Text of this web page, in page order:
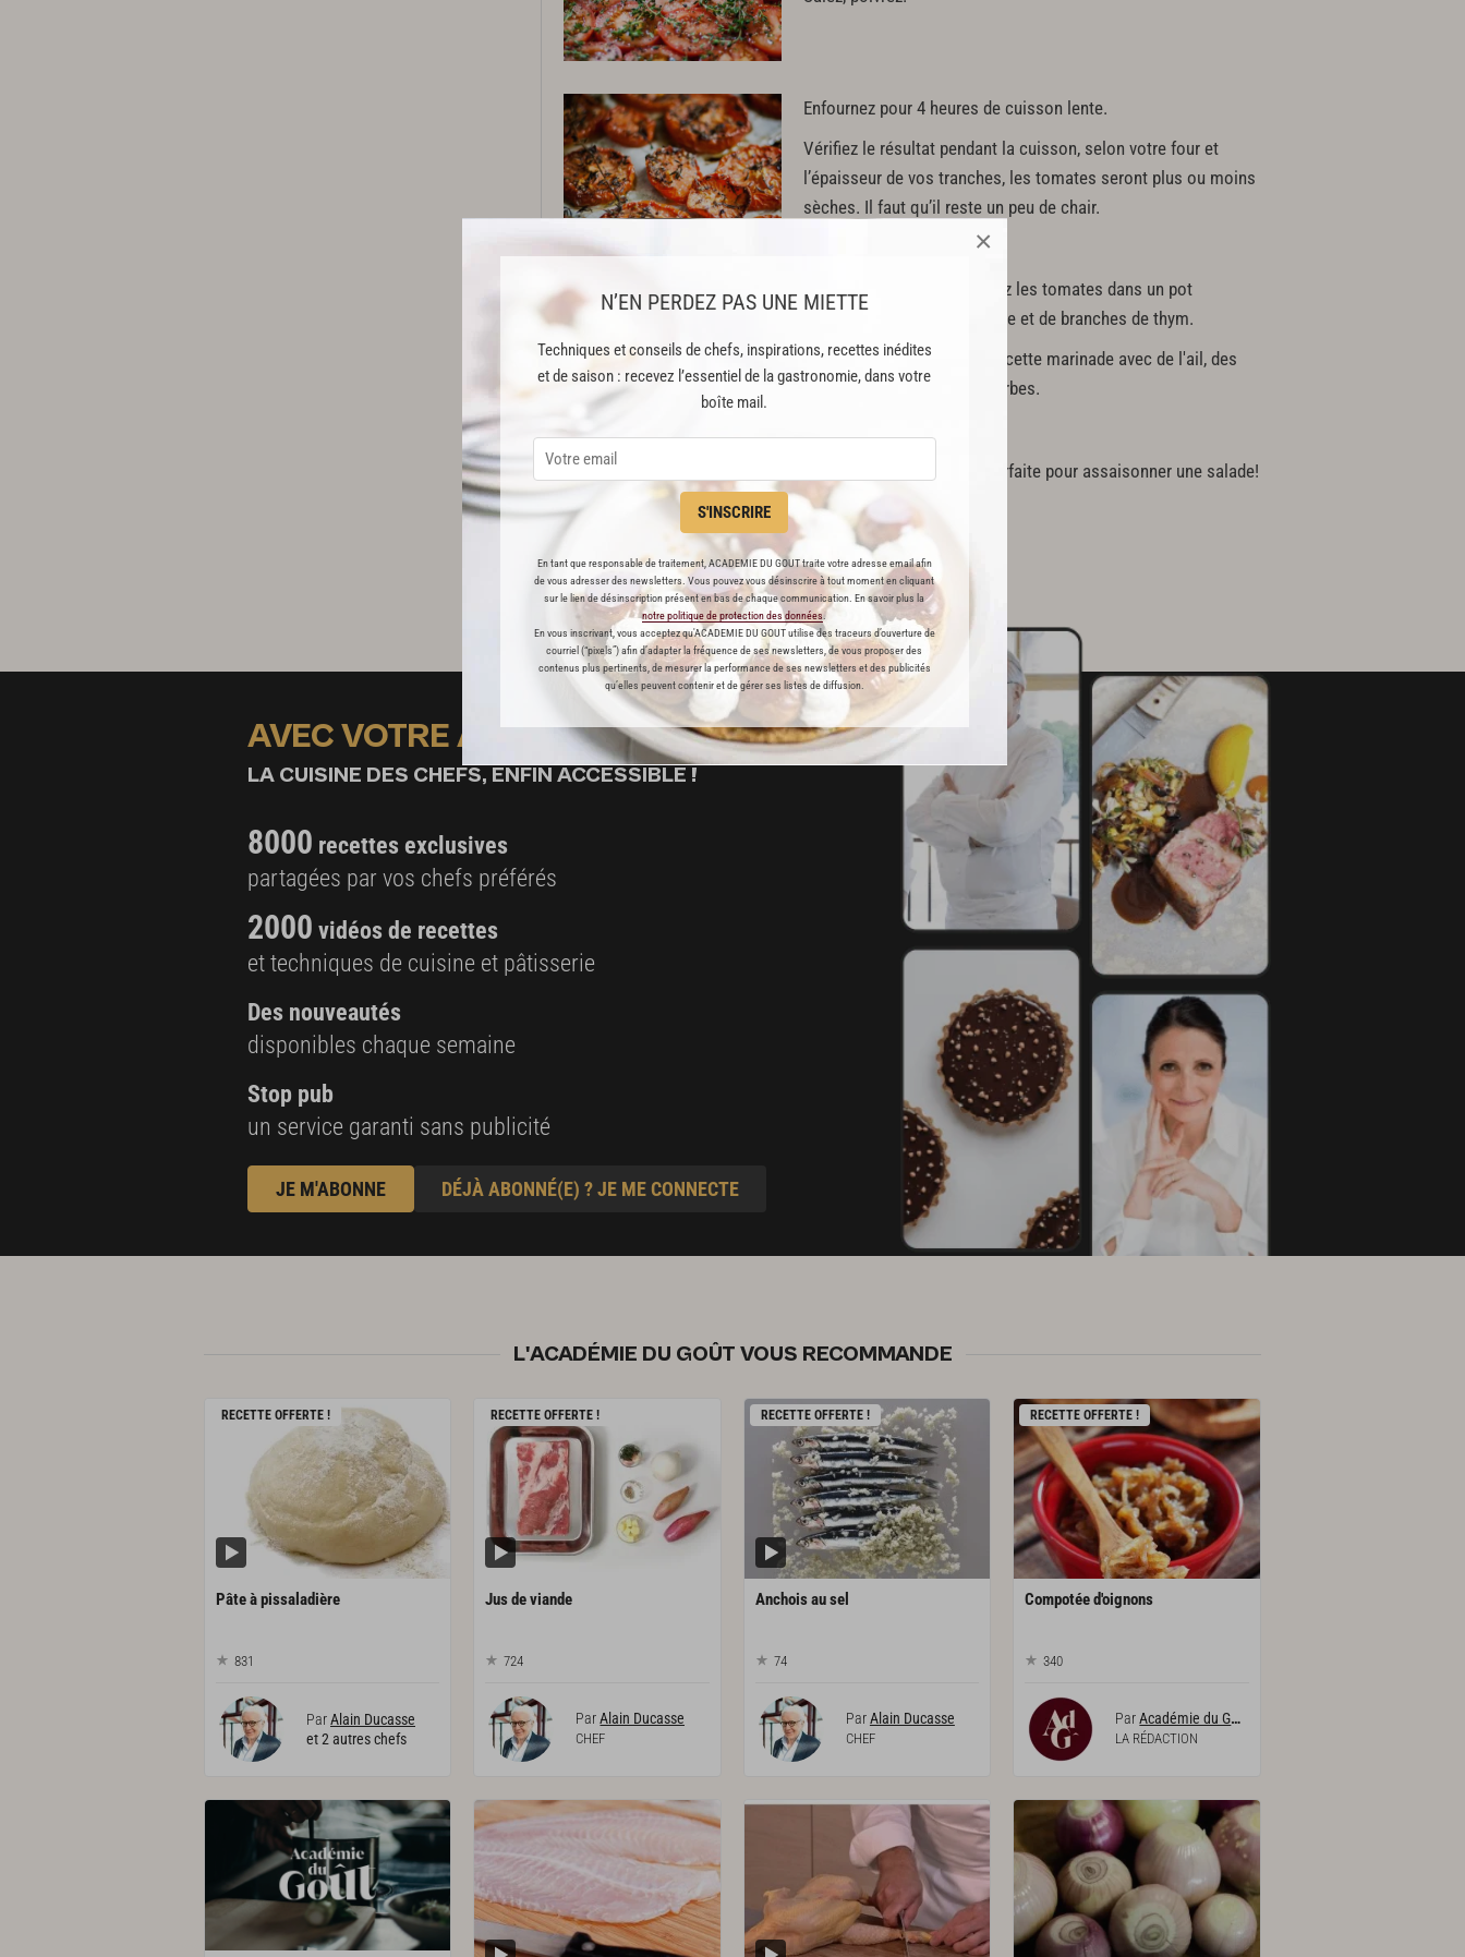
N’EN PERDEZ PAS UNE MIETTE
Techniques et conseils de chefs, inspirations, recettes inédites
et de saison : recevez l’essentiel de la gastronomie, dans votre
boîte mail.
S'INSCRIRE
En tant que responsable de traitement, ACADEMIE DU GOUT traite votre adresse email afin
de vous adresser des newsletters. Vous pouvez vous désinscrire à tout moment en cliquant
sur le lien de désinscription présent en bas de chaque communication. En savoir plus la
notre politique de protection des données.
En vous inscrivant, vous acceptez qu'ACADEMIE DU GOUT utilise des traceurs d’ouverture de
courriel (“pixels”) afin d’adapter la fréquence de ses newsletters, de vous proposer des
contenus plus pertinents, de mesurer la performance de ses newsletters et des publicités
qu’elles peuvent contenir et de gérer ses listes de diffusion.
×
Enfournez pour 4 heures de cuisson lente.
Vérifiez le résultat pendant la cuisson, selon votre four et
l’épaisseur de vos tranches, les tomates seront plus ou moins
sèches. Il faut qu’il reste un peu de chair.
Pour la conservation, mettez les tomates dans un pot
accompagnées d’huile d’olive et de branches de thym.
Vous pouvez personnaliser cette marinade avec de l'ail, des
olives noires ou d'autres herbes.
Cette huile marinée sera parfaite pour assaisonner une salade!
AVEC VOTRE ABONNEMENT PREMIUM
LA CUISINE DES CHEFS, ENFIN ACCESSIBLE !
8000 recettes exclusives
partagées par vos chefs préférés
2000 vidéos de recettes
et techniques de cuisine et pâtisserie
Des nouveautés
disponibles chaque semaine
Stop pub
un service garanti sans publicité
JE M'ABONNE DÉJÀ ABONNÉ(E) ? JE ME CONNECTE
L'ACADÉMIE DU GOÛT VOUS RECOMMANDE
RECETTE OFFERTE !
Pâteàpissaladière
831
ParAlain Ducasse
et 2 autres chefs
RECETTE OFFERTE !
Jusdeviande
724
ParAlain Ducasse
CHEF
RECETTE OFFERTE !
Anchoisausel
74
ParAlain Ducasse
CHEF
RECETTE OFFERTE !
Compotéed'oignons
340
ParAcadémie du Goût
LA RÉDACTION